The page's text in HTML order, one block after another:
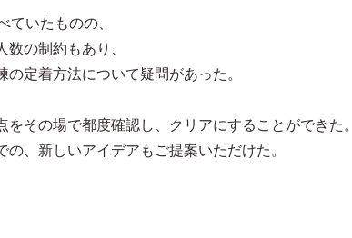
ていたものの、
の制約もあり、
の定着方法について疑問があった。
をその場で都度確認し、クリアにすることができた。
の、新しいアイデアもご提案いただけた。